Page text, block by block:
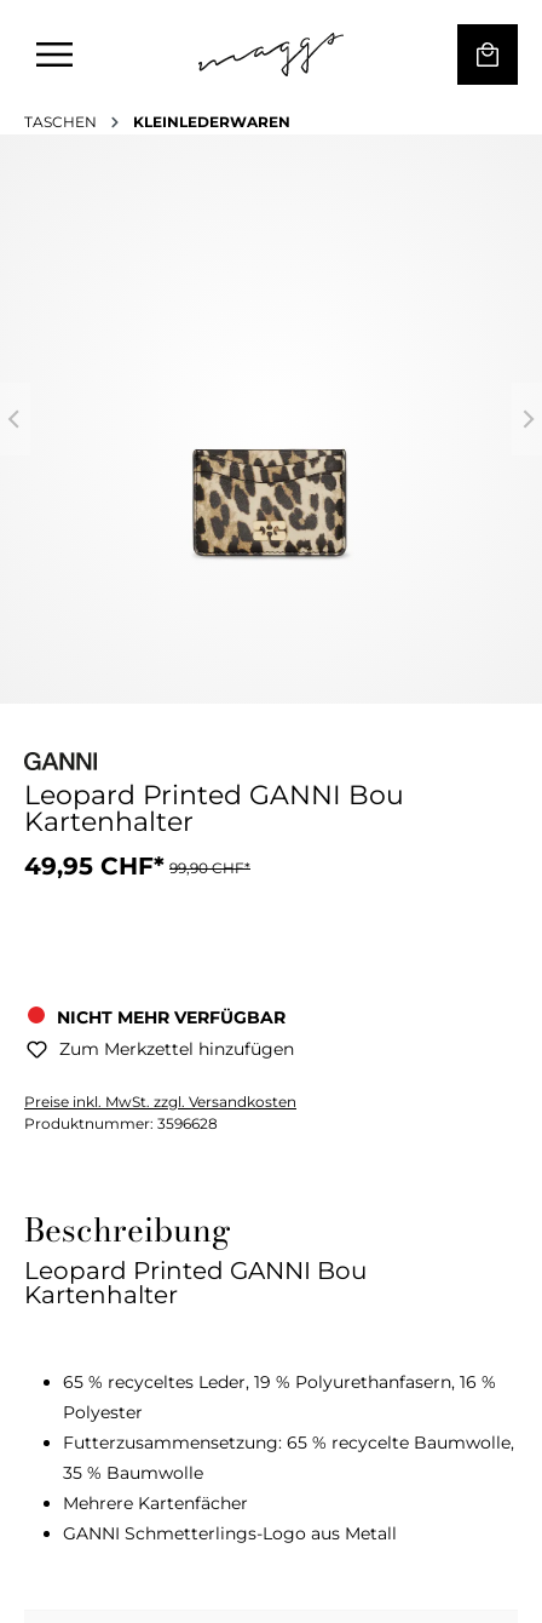
TASCHEN KLEINLEDERWAREN
Leopard Printed GANNI Bou
Kartenhalter
49,95 CHF* 99,90 CHF*
NICHT MEHR VERFÜGBAR
Zum Merkzettel hinzufügen
Preise inkl. MwSt. zzgl. Versandkosten
Produktnummer: 3596628
Beschreibung
Leopard Printed GANNI Bou
Kartenhalter
65 % recyceltes Leder, 19 % Polyurethanfasern, 16 %
Polyester
Futterzusammensetzung: 65 % recycelte Baumwolle,
35 % Baumwolle
Mehrere Kartenfächer
GANNI Schmetterlings-Logo aus Metall